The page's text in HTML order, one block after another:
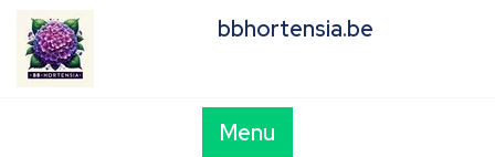
content
bbhortensia.be
Menu